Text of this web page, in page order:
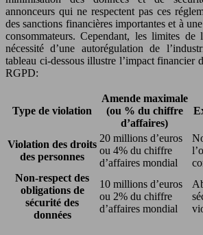
annonceurs qui ne respectent pas ces
des sanctions financières importantes et à
consommateurs. Cependant, les limites de
nécessité d’une autorégulation de
tableau ci-dessous illustre l’impact financier
RGPD:
Type de violation
Amende maximale
(ou % du chiffre
d’affaires)
Violation des droits
des personnes
20 millions d’euros
ou 4% du chiffre
d’affaires mondial
Non-respect des
obligations de
sécurité des
données
10 millions d’euros
ou 2% du chiffre
d’affaires mondial